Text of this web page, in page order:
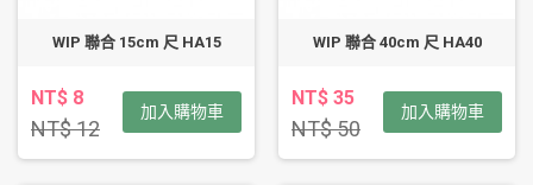
WIP 聯合 15cm 尺 HA15
NT$ 8
NT$ 12
加入購物車
WIP 聯合 40cm 尺 HA40
NT$ 35
NT$ 50
加入購物車